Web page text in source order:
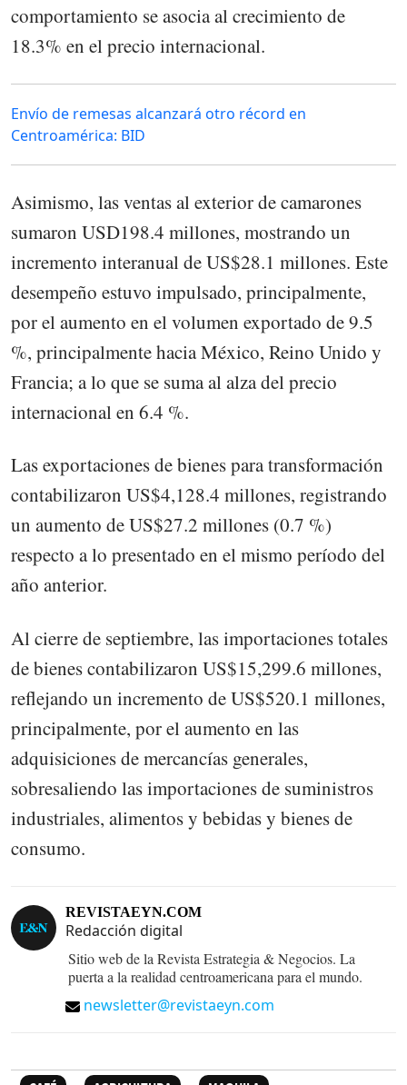
comportamiento se asocia al crecimiento de
18.3% en el precio internacional.
Envío de remesas alcanzará otro récord en
Centroamérica: BID
Asimismo, las ventas al exterior de camarones
sumaron USD198.4 millones, mostrando un
incremento interanual de US$28.1 millones. Este
desempeño estuvo impulsado, principalmente,
por el aumento en el volumen exportado de 9.5
%, principalmente hacia México, Reino Unido y
Francia; a lo que se suma al alza del precio
internacional en 6.4 %.
Las exportaciones de bienes para transformación
contabilizaron US$4,128.4 millones, registrando
un aumento de US$27.2 millones (0.7 %)
respecto a lo presentado en el mismo período del
año anterior.
Al cierre de septiembre, las importaciones totales
de bienes contabilizaron US$15,299.6 millones,
reflejando un incremento de US$520.1 millones,
principalmente, por el aumento en las
adquisiciones de mercancías generales,
sobresaliendo las importaciones de suministros
industriales, alimentos y bebidas y bienes de
consumo.
REVISTAEYN.COM
Redacción digital
Sitio web de la Revista Estrategia & Negocios. La
puerta a la realidad centroamericana para el mundo.
newsletter@revistaeyn.com